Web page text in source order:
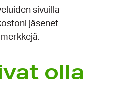
sivuilla
jäsenet
olla